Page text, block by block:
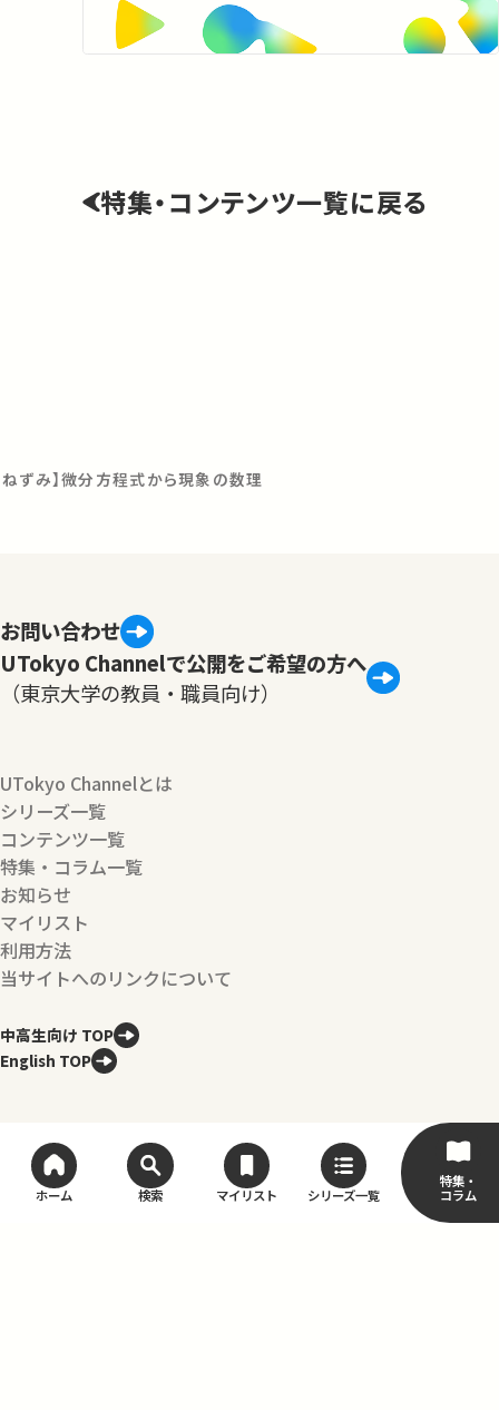
ホーム 検索 マイリスト シリーズ一覧
特集・
コラム
特集・コンテンツ一覧に戻る
ずみ】微分方程式から現象の数理
お問い合わせ
UTokyo Channelで公開をご希望の方へ
（東京大学の教員・職員向け）
UTokyo Channelとは
シリーズ一覧
コンテンツ一覧
特集・コラム一覧
お知らせ
マイリスト
利用方法
当サイトへのリンクについて
中高生向け TOP
English TOP